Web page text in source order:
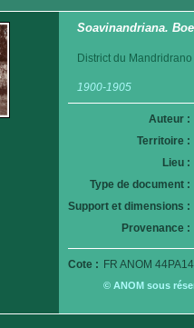
Soavinandriana.
District du Mandridrano
1900-1905
Auteur :
Territoire :
Lieu :
Type de document :
Support et dimensions :
Provenance :
Cote : FR ANOM
© ANOM sous